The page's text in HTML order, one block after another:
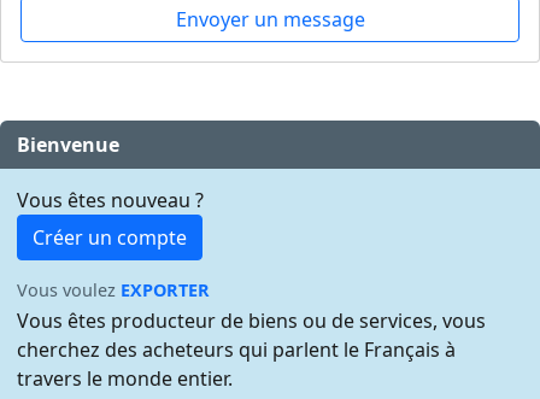
Envoyer un message
Bienvenue
Vous êtes nouveau ?
Créer un compte
Vous voulez EXPORTER
Vous êtes producteur de biens ou de services, vous
cherchez des acheteurs qui parlent le Français à
travers le monde entier.